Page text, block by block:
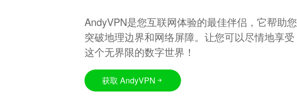
AndyVPN是您互联网体验的最佳伴侣，它帮助您
突破地理边界和网络屏障。让您可以尽情地享受
这个无界限的数字世界！
获取 AndyVPN